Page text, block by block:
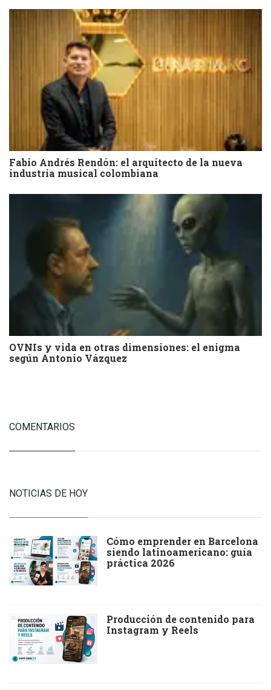
Fabio Andrés Rendón: el arquitecto de la nueva
industria musical colombiana
OVNIs y vida en otras dimensiones: el enigma
según Antonio Vázquez
COMENTARIOS
NOTICIAS DE HOY
Cómo emprender en Barcelona
siendo latinoamericano: guía
práctica 2026
Producción de contenido para
Instagram y Reels